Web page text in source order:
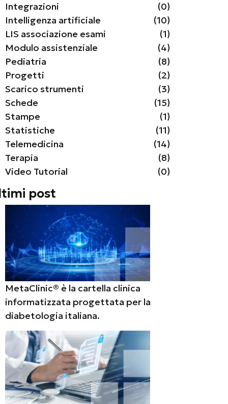
Integrazioni
(0)
Intelligenza artificiale
(10)
LIS associazione esami
(1)
Modulo assistenziale
(4)
Pediatria
(8)
Progetti
(2)
Scarico strumenti
(3)
Schede
(15)
Stampe
(1)
Statistiche
(11)
Telemedicina
(14)
Terapia
(8)
Video Tutorial
(0)
post
MetaClinic® è la cartella clinica
informatizzata progettata per la
diabetologia italiana.